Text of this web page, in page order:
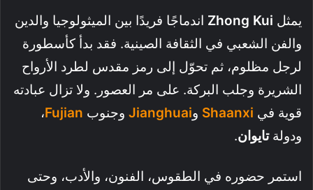
يمثل Zhong Kui اندماجًا فريدًا بين الميثولوجيا والدين
والفن الشعبي في الثقافة الصينية. فقد بدأ كأسطورة
لرجل مظلوم، ثم تحوّل إلى رمز مقدس لطرد الأرواح
الشريرة وجلب البركة. على مر العصور. ولا تزال عبادته
قوية في Shaanxi وJianghuai وجنوب Fujian،
ودولةتايوان.
استمر حضوره في الطقوس، الفنون، والأدب، وحتى